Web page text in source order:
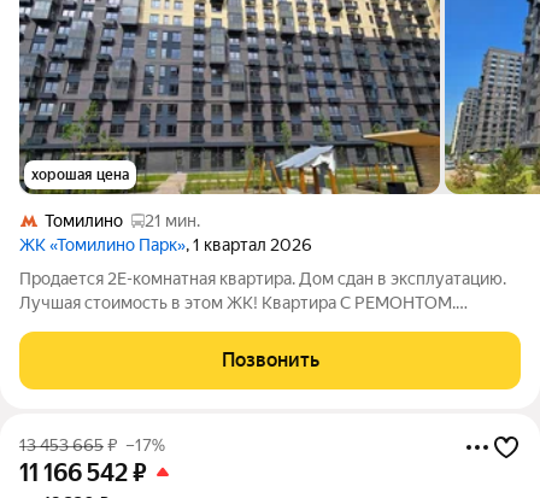
хорошая цена
Томилино
21 мин.
ЖК «Томилино Парк», 1 квартал 2026
Продается 2Е-комнатная квартира. Дом сдан в эксплуатацию.
Лучшая стоимость в этом ЖК! Квартира С РЕМОНТОМ.
любую форму стандартной ипотеки, - в покупку можно
использовать материнский капитал.
Позвонить
13 453 665₽ –17%
11 166 542₽